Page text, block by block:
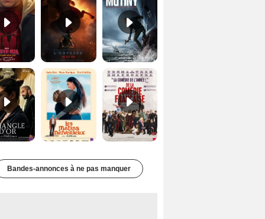
Les Matins merveilleux Bande-annonce VF De la Comédie-Française Teaser VF
Bandes-annonces à ne pas manquer